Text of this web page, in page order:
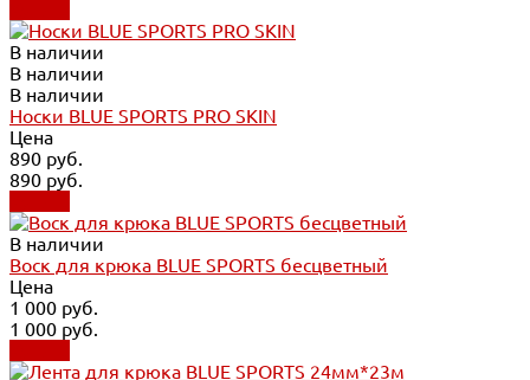
В наличии
В наличии
В наличии
Носки BLUE SPORTS PRO SKIN
Цена
890 руб.
890 руб.
В наличии
Воск для крюка BLUE SPORTS бесцветный
Цена
1 000 руб.
1 000 руб.